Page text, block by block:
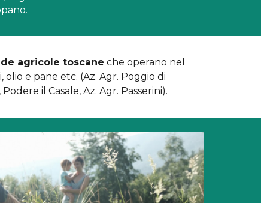
agricole toscane che operano nel
e pane etc. (Az. Agr. Poggio di
il Casale, Az. Agr. Passerini).